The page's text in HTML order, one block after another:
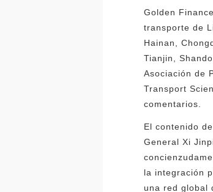
Golden
transporte de
Hainan,
Tianjin,
Asociación de
Transport
comentarios.
El contenido
General Xi
la integración
una red global